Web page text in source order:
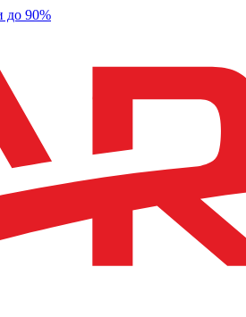
90%